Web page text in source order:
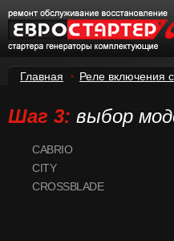
Главная Реле включения
Шаг 3: выбор
CABRIO
CITY
CROSSBLADE